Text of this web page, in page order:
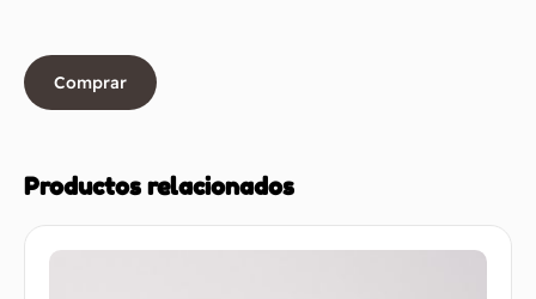
Comprar
Productos relacionados